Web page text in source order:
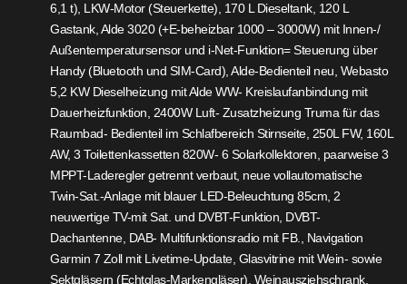
6,1 t), LKW-Motor (Steuerkette), 170 L Dieseltank, 120 L
Gastank, Alde 3020 (+E-beheizbar 1000 – 3000W) mit Innen-/
Außentemperatursensor und i-Net-Funktion= Steuerung über
Handy (Bluetooth und SIM-Card), Alde-Bedienteil neu, Webasto
5,2 KW Dieselheizung mit Alde WW- Kreislaufanbindung mit
Dauerheizfunktion, 2400W Luft- Zusatzheizung Truma für das
Raumbad- Bedienteil im Schlafbereich Stirnseite, 250L FW, 160L
AW, 3 Toilettenkassetten 820W- 6 Solarkollektoren, paarweise 3
MPPT-Laderegler getrennt verbaut, neue vollautomatische
Twin-Sat.-Anlage mit blauer LED-Beleuchtung 85cm, 2
neuwertige TV-mit Sat. und DVBT-Funktion, DVBT-
Dachantenne, DAB- Multifunktionsradio mit FB., Navigation
Garmin 7 Zoll mit Livetime-Update, Glasvitrine mit Wein- sowie
Sektgläsern (Echtglas-Markengläser), Weinausziehschrank,